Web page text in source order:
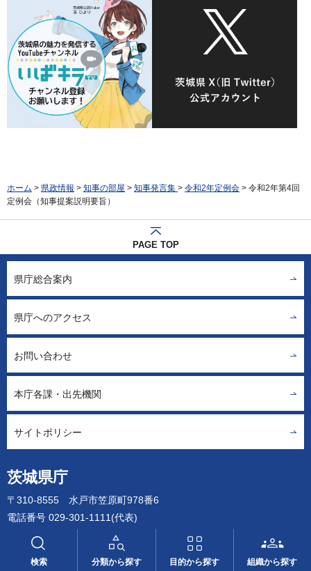
検索 分類から探す 目的から探す 組織から探す
ホーム > 県政情報 > 知事の部屋 > 知事発言集 > 令和2年定例会 > 令和2年第4回
定例会（知事提案説明要旨）
PAGE TOP
茨城県庁
〒310-8555 水戸市笠原町978番6
電話番号 029-301-1111(代表)
法人番号 2000020080004
県庁総合案内
県庁へのアクセス
お問い合わせ
本庁各課・出先機関
サイトポリシー